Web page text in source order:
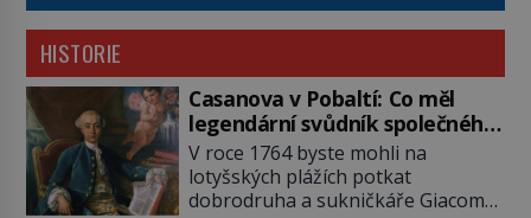
HISTORIE
Casanova v Pobaltí: Co měl
legendární svůdník společného
se svobodnými zednáři?
V roce 1764 byste mohli na
lotyšských plážích potkat
dobrodruha a sukničkáře Giacoma